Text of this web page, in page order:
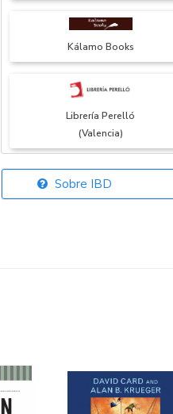
Kálamo Books
Librería Perelló
(Valencia)
Librería Elías
Librería Proteo
Sobre IBD